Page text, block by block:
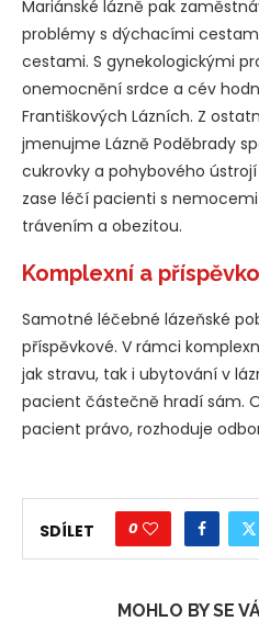
Mariánské lázně pak
problémy s dýchacími
cestami. S gynekologickými
onemocnění srdce a cév
Františkových Lázních. Z
jmenujme Lázně Poděbrady
cukrovky a pohybového
zase léčí pacienti s
trávením a obezitou.
Komplexní a
Samotné léčebné lázeňské
příspěvkové. V rámci
jak stravu, tak i ubytování v
pacient částečně hradí sám.
pacient právo, rozhoduje
SDÍLET 0
MOHLO BY SE